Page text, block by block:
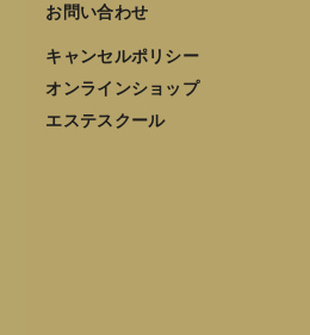
お問い合わせ
キャンセルポリシー
オンラインショップ
エステスクール